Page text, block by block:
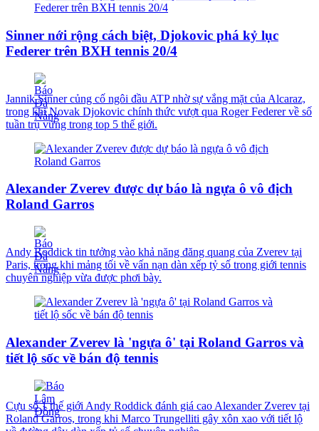
Sinner nới rộng cách biệt, Djokovic phá kỷ lục
Federer trên BXH tennis 20/4
Jannik Sinner củng cố ngôi đầu ATP nhờ sự vắng mặt của Alcaraz,
trong khi Novak Djokovic chính thức vượt qua Roger Federer về số
tuần trụ vững trong top 5 thế giới.
Alexander Zverev được dự báo là ngựa ô vô địch
Roland Garros
Andy Roddick tin tưởng vào khả năng đăng quang của Zverev tại
Paris, trong khi mảng tối về vấn nạn dàn xếp tỷ số trong giới tennis
chuyên nghiệp vừa được phơi bày.
Alexander Zverev là 'ngựa ô' tại Roland Garros và
tiết lộ sốc về bán độ tennis
Cựu số 1 thế giới Andy Roddick đánh giá cao Alexander Zverev tại
Roland Garros, trong khi Marco Trungelliti gây xôn xao với tiết lộ